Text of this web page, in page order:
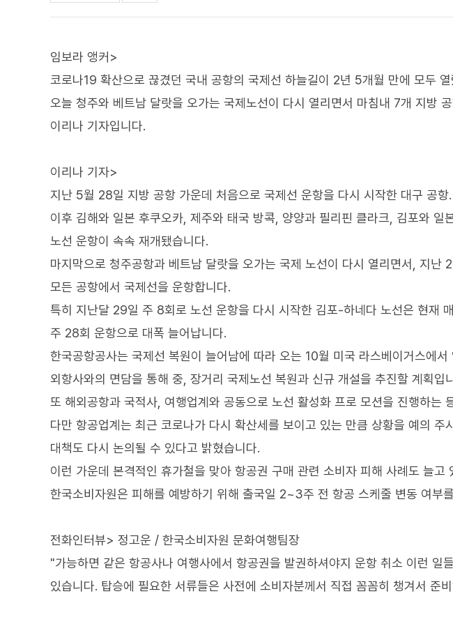
임보라 앵커>
코로나19 확산으로 끊겼던 국내 공항의 국제선 하늘길이 2년 5개월 만에 모두 열
오늘 청주와 베트남 달랏을 오가는 국제노선이 다시 열리면서 마침내 7개 지방
이리나 기자입니다.
이리나 기자>
지난 5월 28일 지방 공항 가운데 처음으로 국제선 운항을 다시 시작한 대구 공항.
이후 김해와 일본 후쿠오카, 제주와 태국 방콕, 양양과 필리핀 클라크, 김포와 일
노선 운항이 속속 재개됐습니다.
마지막으로 청주공항과 베트남 달랏을 오가는 국제 노선이 다시 열리면서, 지난
모든 공항에서 국제선을 운항합니다.
특히 지난달 29일 주 8회로 노선 운항을 다시 시작한 김포-하네다 노선은 현재
주 28회 운항으로 대폭 늘어납니다.
한국공항공사는 국제선 복원이 늘어남에 따라 오는 10월 미국 라스베이거스에
외항사와의 면담을 통해 중, 장거리 국제노선 복원과 신규 개설을 추진할 계획입
또 해외공항과 국적사, 여행업계와 공동으로 노선 활성화 프로 모션을 진행하는
다만 항공업계는 최근 코로나가 다시 확산세를 보이고 있는 만큼 상황을 예의 주
대책도 다시 논의될 수 있다고 밝혔습니다.
이런 가운데 본격적인 휴가철을 맞아 항공권 구매 관련 소비자 피해 사례도 늘고
한국소비자원은 피해를 예방하기 위해 출국일 2~3주 전 항공 스케줄 변동 여부
전화인터뷰> 정고운 / 한국소비자원 문화여행팀장
"가능하면 같은 항공사나 여행사에서 항공권을 발권하셔야지 운항 취소 이런 일
있습니다. 탑승에 필요한 서류들은 사전에 소비자분께서 직접 꼼꼼히 챙겨서 준